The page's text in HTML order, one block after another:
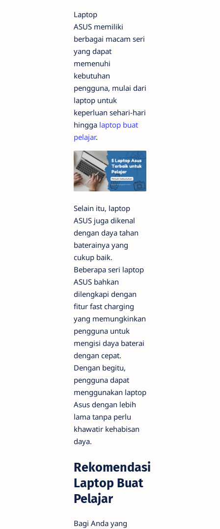
Laptop
ASUS memiliki
berbagai macam seri
yang dapat
memenuhi
kebutuhan
pengguna, mulai dari
laptop untuk
keperluan sehari-hari
hingga laptop buat
pelajar.
Selain itu, laptop
ASUS juga dikenal
dengan daya tahan
baterainya yang
cukup baik.
Beberapa seri laptop
ASUS bahkan
dilengkapi dengan
fitur fast charging
yang memungkinkan
pengguna untuk
mengisi daya baterai
dengan cepat.
Dengan begitu,
pengguna dapat
menggunakan laptop
Asus dengan lebih
lama tanpa perlu
khawatir kehabisan
daya.
Rekomendasi
Laptop Buat
Pelajar
Bagi Anda yang